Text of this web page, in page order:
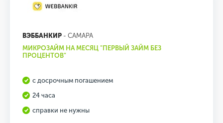
ВЭББАНКИР - САМАРА
МИКРОЗАЙМ НА МЕСЯЦ "ПЕРВЫЙ ЗАЙМ БЕЗ
ПРОЦЕНТОВ"
с досрочным погашением
24 часа
справки не нужны